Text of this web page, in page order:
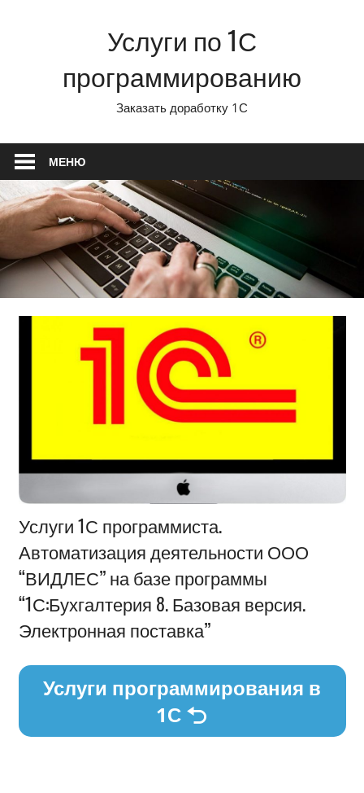
Услуги по 1С
программированию
Заказать доработку 1С
МЕНЮ
Информация
Услуги 1С программиста.
Автоматизация деятельности ООО
“ВИДЛЕС” на базе программы
“1С:Бухгалтерия 8. Базовая версия.
Электронная поставка”
Услуги программирования в
1С